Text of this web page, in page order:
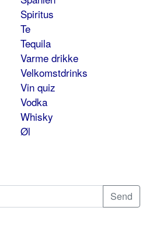
Spiritus
Te
Tequila
Varme drikke
Velkomstdrinks
Vin quiz
Vodka
Whisky
Øl